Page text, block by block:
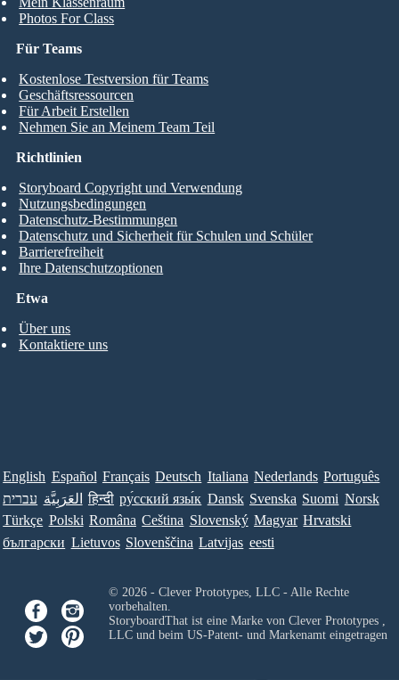
Photos For Class
Für Teams
Kostenlose Testversion für Teams
Geschäftsressourcen
Für Arbeit Erstellen
Nehmen Sie an Meinem Team Teil
Etwa
Über uns
Kontaktiere uns
Richtlinien
Storyboard Copyright und Verwendung
Nutzungsbedingungen
Datenschutz-Bestimmungen
Datenschutz und Sicherheit für Schulen und Schüler
Barrierefreiheit
Ihre Datenschutzoptionen
English Español Français Deutsch Italiana Nederlands Português
עברית العَرَبِيَّة हिन्दी ру́сский язы́к Dansk Svenska Suomi Norsk
Türkçe Polski Româna Ceština Slovenský Magyar Hrvatski
български Lietuvos Slovenščina Latvijas eesti
© 2026 - Clever Prototypes, LLC - Alle Rechte
vorbehalten.
StoryboardThat ist eine Marke von Clever Prototypes ,
LLCund beim US-Patent- und Markenamt eingetragen